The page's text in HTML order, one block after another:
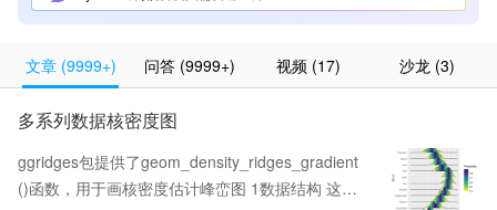
文章(9999+) 问答(9999+) 视频(17) 沙龙(3)
多系列数据核密度图
ggridges包提供了geom_density_ridges_gradient
()函数，用于画核密度估计峰峦图 1数据结构 这里